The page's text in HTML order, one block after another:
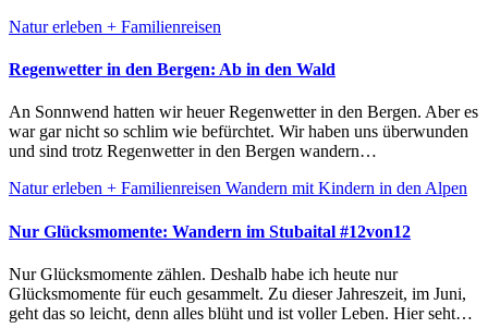
Natur erleben + Familienreisen
Regenwetter in den Bergen: Ab in den Wald
An Sonnwend hatten wir heuer Regenwetter in den Bergen. Aber es
war gar nicht so schlim wie befürchtet. Wir haben uns überwunden
und sind trotz Regenwetter in den Bergen wandern…
Natur erleben + Familienreisen Wandern mit Kindern in den Alpen
Nur Glücksmomente: Wandern im Stubaital #12von12
Nur Glücksmomente zählen. Deshalb habe ich heute nur
Glücksmomente für euch gesammelt. Zu dieser Jahreszeit, im Juni,
geht das so leicht, denn alles blüht und ist voller Leben. Hier seht…